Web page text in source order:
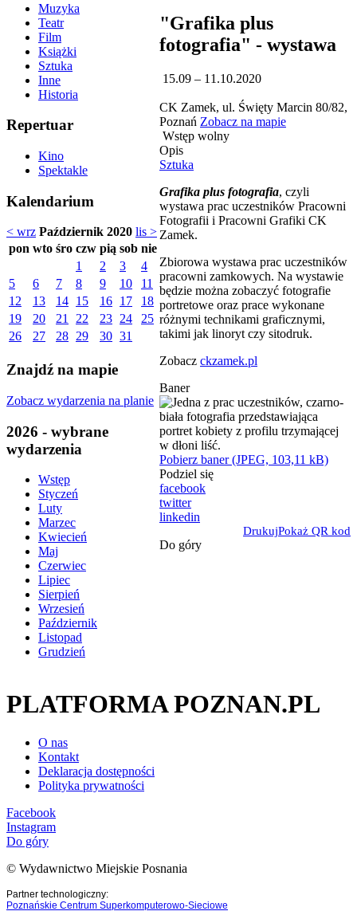
Muzyka
Teatr
Film
Książki
Sztuka
Inne
Historia
Repertuar
Kino
Spektakle
Kalendarium
< wrz Październik 2020 lis >
pon wto śro czw pią sob nie
1
2 3
4
5
6 7 8 9 10
11
12
13 14 15 16 17
18
19
20 21 22 23 24
25
26
27 28 29 30 31
Znajdź na mapie
Zobacz wydarzenia na planie
2026 - wybrane
wydarzenia
Wstęp
Styczeń
Luty
Marzec
Kwiecień
Maj
Czerwiec
Lipiec
Sierpień
Wrzesień
Październik
Listopad
Grudzień
"Grafika plus
fotografia" - wystawa
15.09 – 11.10.2020
CK Zamek, ul. Święty Marcin 80/82,
Poznań Zobacz na mapie
Wstęp wolny
Opis
Sztuka
Grafika plus fotografia, czyli
wystawa prac uczestników Pracowni
Fotografii i Pracowni Grafiki CK
Zamek.
Zbiorowa wystawa prac uczestników
pracowni zamkowych. Na wystawie
będzie można zobaczyć fotografie
portretowe oraz prace wykonane
różnymi technikami graficznymi,
takimi jak linoryt czy sitodruk.
Zobacz ckzamek.pl
Baner
Pobierz baner (JPEG, 103,11 kB)
Podziel się
facebook
twitter
linkedin
DrukujPokaż QR kod
Do góry
PLATFORMA POZNAN.PL
O nas
Kontakt
Deklaracja dostępności
Polityka prywatności
Facebook
Instagram
Do góry
© Wydawnictwo Miejskie Posnania
Partner technologiczny:
Poznańskie Centrum Superkomputerowo-Sieciowe